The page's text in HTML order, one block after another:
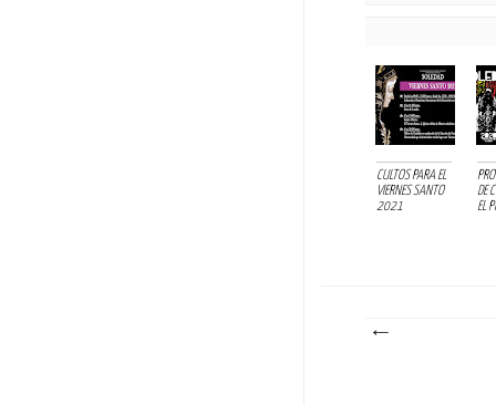
CULTOS PARA EL
VIERNES SANTO
2021
DE
EL